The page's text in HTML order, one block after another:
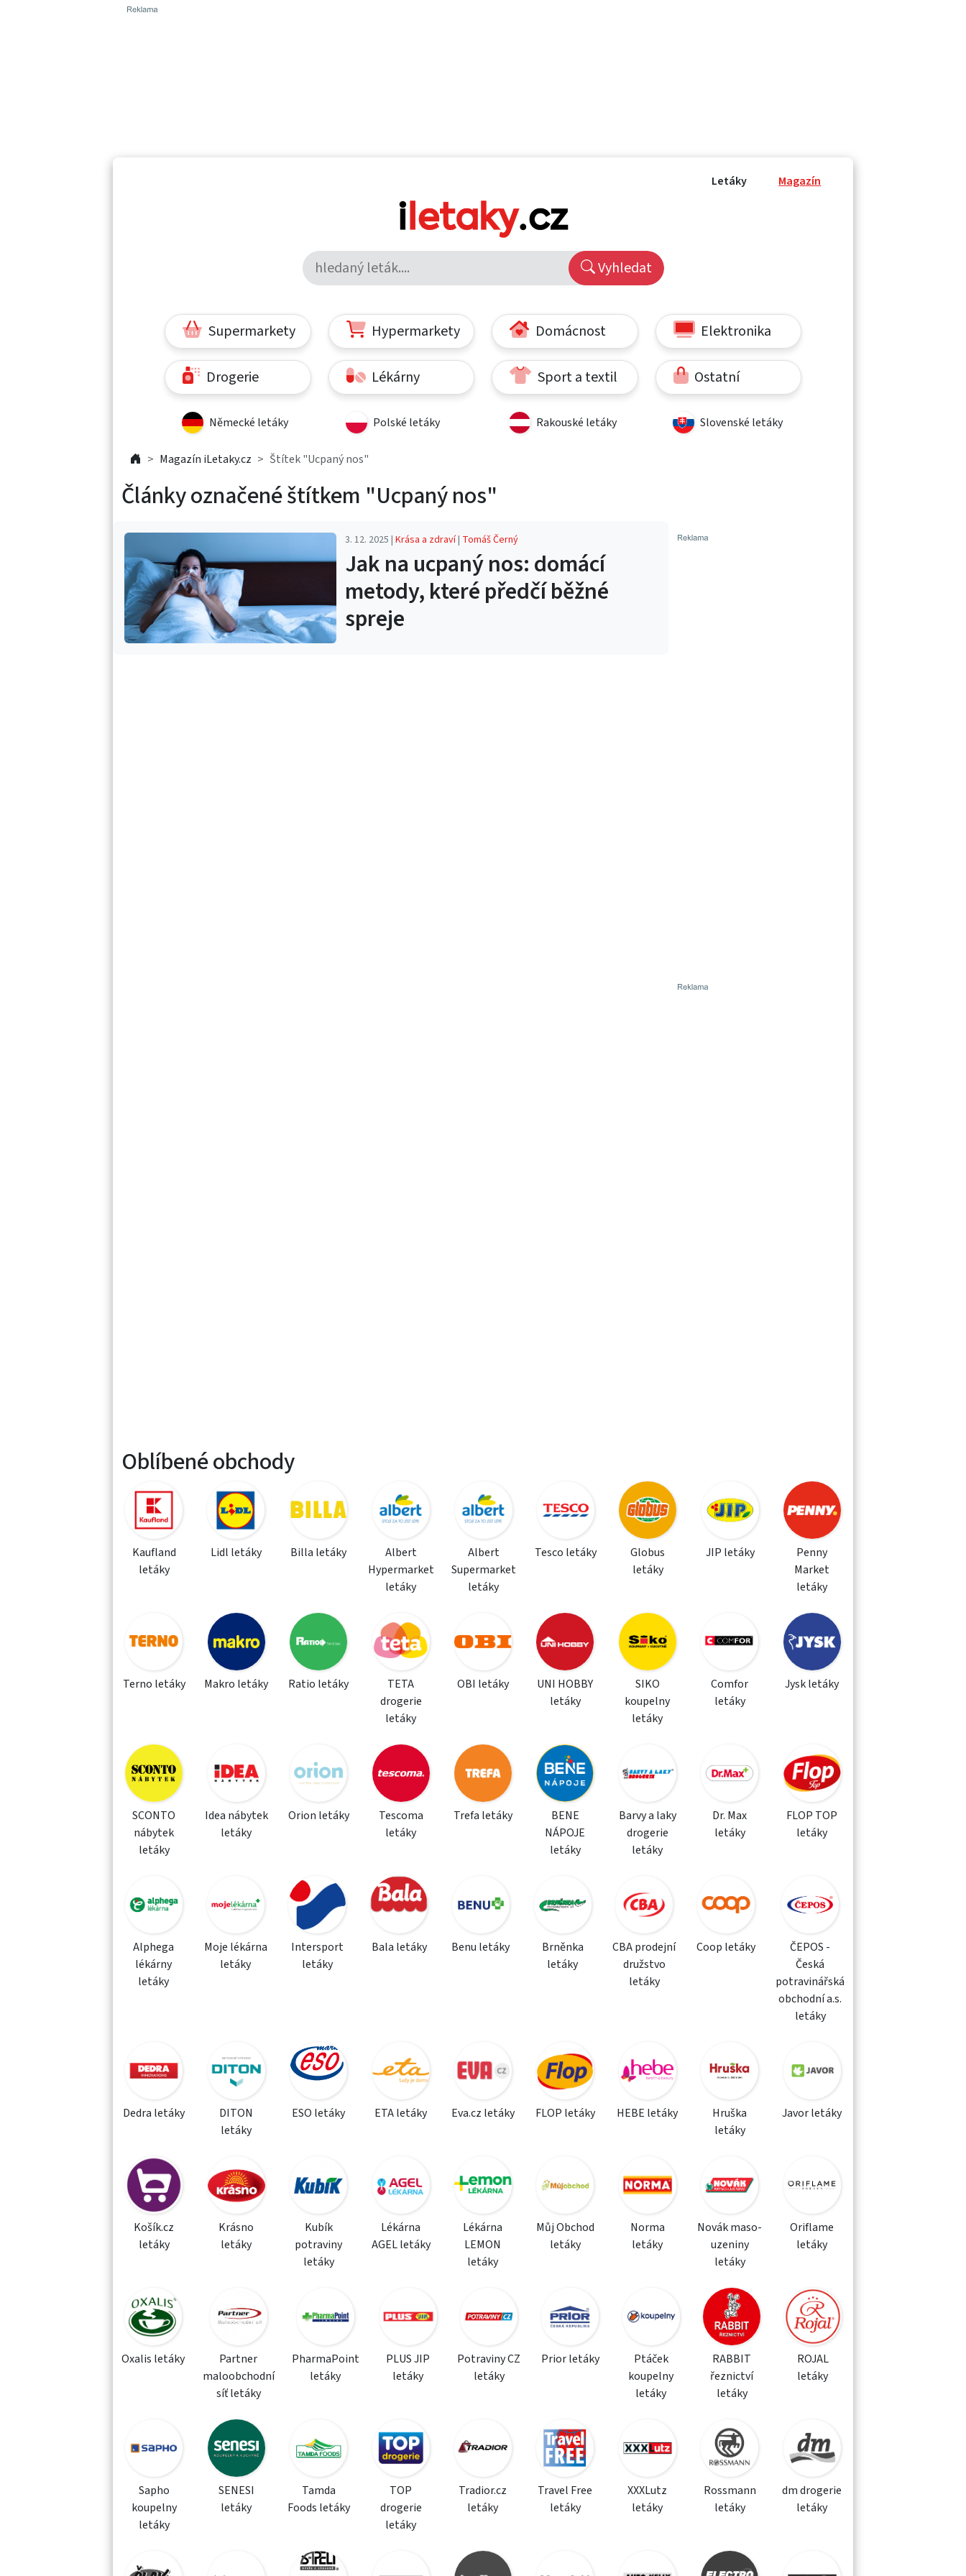
Letáky Magazín
Vyhledat
Supermarkety Hypermarkety Domácnost Elektronika
Drogerie Lékárny Sport a textil Ostatní
Německé letáky Polské letáky Rakouské letáky Slovenské letáky
Magazín iLetaky.cz Štítek "Ucpaný nos"
Články označené štítkem "Ucpaný nos"
3. 12. 2025 | Krása a zdraví| Tomáš Černý
Jak na ucpaný nos: domácí
metody, které předčí běžné
spreje
Oblíbené obchody
Kaufland
letáky
Lidl letáky Billa letáky
Albert
Hypermarket
letáky
Albert
Supermarket
letáky
Tesco letáky
Globus
letáky
JIP letáky
Penny
Market
letáky
Terno letáky Makro letáky Ratio letáky
TETA
drogerie
letáky
OBI letáky
UNI HOBBY
letáky
SIKO
koupelny
letáky
Comfor
letáky
Jysk letáky
SCONTO
nábytek
letáky
Idea nábytek
letáky
Orion letáky
Tescoma
letáky
Trefa letáky
BENE
NÁPOJE
letáky
Barvy a laky
drogerie
letáky
Dr. Max
letáky
FLOP TOP
letáky
Alphega
lékárny
letáky
Moje lékárna
letáky
Intersport
letáky
Bala letáky Benu letáky
Brněnka
letáky
CBA prodejní
družstvo
letáky
Coop letáky
ČEPOS -
Česká
potravinářská
obchodní a.s.
letáky
Dedra letáky
DITON
letáky
ESO letáky ETA letáky Eva.cz letáky FLOP letáky HEBE letáky
Hruška
letáky
Javor letáky
Košík.cz
letáky
Krásno
letáky
Kubík
potraviny
letáky
Lékárna
AGEL letáky
Lékárna
LEMON
letáky
Můj Obchod
letáky
Norma
letáky
Novák maso-
uzeniny
letáky
Oriflame
letáky
Oxalis letáky
Partner
maloobchodní
síť letáky
PharmaPoint
letáky
PLUS JIP
letáky
Potraviny CZ
letáky
Prior letáky
Ptáček
koupelny
letáky
RABBIT
řeznictví
letáky
ROJAL
letáky
Sapho
koupelny
letáky
SENESI
letáky
Tamda
Foods letáky
TOP
drogerie
letáky
Tradior.cz
letáky
Travel Free
letáky
XXXLutz
letáky
Rossmann
letáky
dm drogerie
letáky